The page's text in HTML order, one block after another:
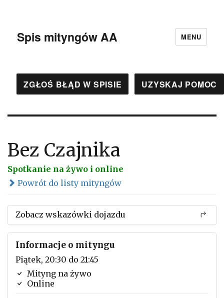
Spis mityngów AA MENU
ZGŁOŚ BŁĄD W SPISIE UZYSKAJ POMOC
Bez Czajnika
Spotkanie na żywo i online
Powrót do listy mityngów
Zobacz wskazówki dojazdu
Informacje o mityngu
Piątek, 20:30 do 21:45
Mityng na żywo
Online